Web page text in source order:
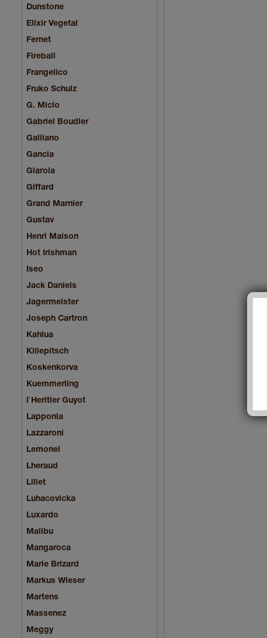
Dunstone
Elixir Vegetal
Fernet
Fireball
Frangelico
Fruko Schulz
G. Miclo
Gabriel Boudier
Galliano
Gancia
Giarola
Giffard
Grand Marnier
Gustav
Henri Maison
Hot Irishman
Iseo
Jack Daniels
Jagermeister
Joseph Cartron
Kahlua
Killepitsch
Koskenkorva
Kuemmerling
l`Heritier Guyot
Lapponia
Lazzaroni
Lemonel
Lheraud
Lillet
Luhacovicka
Luxardo
Malibu
Mangaroca
Marie Brizard
Markus Wieser
Martens
Massenez
Meggy